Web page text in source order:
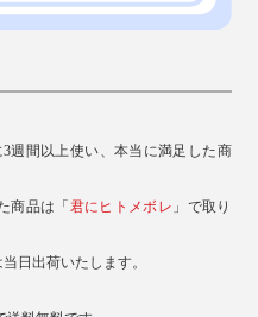
週間以上使い、本当に満足した商
商品は「 君にヒトメボレ 」で取り
日出荷いたします。